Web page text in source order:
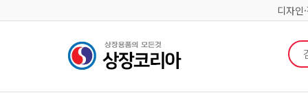
디자인
검색